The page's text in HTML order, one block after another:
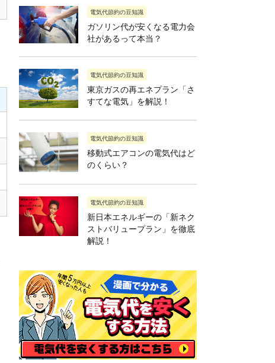
電気代節約の豆知識
ガソリン代が安くなる電力会
社があるって本当？
電気代節約の豆知識
東京ガスの再エネプラン「さ
すてな電気」を解説！
電気代節約の豆知識
移動式エアコンの電気代はど
のくらい？
電気代節約の豆知識
新日本エネルギーの「新ネク
ストバリュープラン」を徹底
解説！